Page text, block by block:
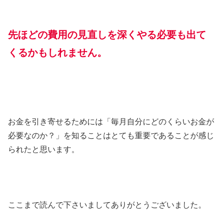
先ほどの費用の見直しを深くやる必要も出て
くるかもしれません。
お金を引き寄せるためには「毎月自分にどのくらいお金が
必要なのか？」を知ることはとても重要であることが感じ
られたと思います。
ここまで読んで下さいましてありがとうございました。